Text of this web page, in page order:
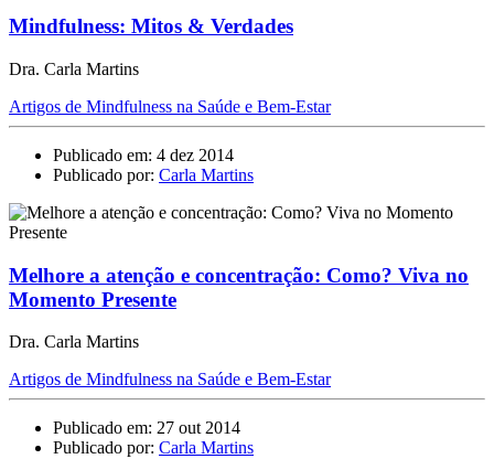
Mindfulness: Mitos & Verdades
Dra. Carla Martins
Artigos de Mindfulness na Saúde e Bem-Estar
Publicado em: 4 dez 2014
Publicado por: Carla Martins
Melhore a atenção e concentração: Como? Viva no
Momento Presente
Dra. Carla Martins
Artigos de Mindfulness na Saúde e Bem-Estar
Publicado em: 27 out 2014
Publicado por: Carla Martins